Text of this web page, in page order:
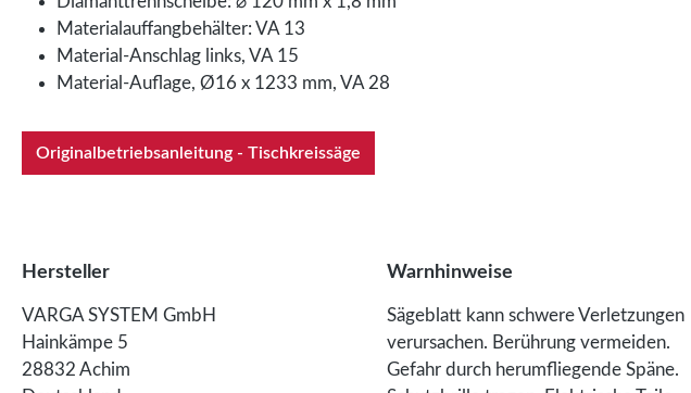
Materialauffangbehälter: VA 13
Material-Anschlag links, VA 15
Material-Auflage, Ø16 x 1233 mm, VA 28
Originalbetriebsanleitung - Tischkreissäge
Hersteller
VARGA SYSTEM GmbH
Hainkämpe 5
28832 Achim
Warnhinweise
Sägeblatt kann schwere Verletzungen
verursachen. Berührung vermeiden.
Gefahr durch herumfliegende Späne.